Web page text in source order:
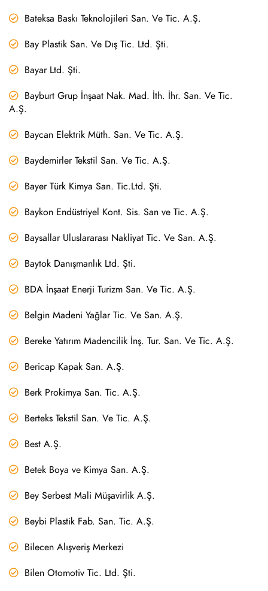
Bateksa Baskı Teknolojileri San. Ve Tic. A.Ş.
Bay Plastik San. Ve Dış Tic. Ltd. Şti.
Bayar Ltd. Şti.
Bayburt Grup İnşaat Nak. Mad. İth. İhr. San. Ve Tic.
A.Ş.
Baycan Elektrik Müth. San. Ve Tic. A.Ş.
Baydemirler Tekstil San. Ve Tic. A.Ş.
Bayer Türk Kimya San. Tic.Ltd. Şti.
Baykon Endüstriyel Kont. Sis. San ve Tic. A.Ş.
Baysallar Uluslararası Nakliyat Tic. Ve San. A.Ş.
Baytok Danışmanlık Ltd. Şti.
BDA İnşaat Enerji Turizm San. Ve Tic. A.Ş.
Belgin Madeni Yağlar Tic. Ve San. A.Ş.
Bereke Yatırım Madencilik İnş. Tur. San. Ve Tic. A.Ş.
Bericap Kapak San. A.Ş.
Berk Prokimya San. Tic. A.Ş.
Berteks Tekstil San. Ve Tic. A.Ş.
Best A.Ş.
Betek Boya ve Kimya San. A.Ş.
Bey Serbest Mali Müşavirlik A.Ş.
Beybi Plastik Fab. San. Tic. A.Ş.
Bilecen Alışveriş Merkezi
Bilen Otomotiv Tic. Ltd. Şti.